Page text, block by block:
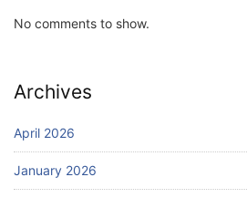
No comments to show.
Archives
April 2026
January 2026